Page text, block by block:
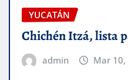
YUCATÁN
Chichén Itzá, lista
admin Mar 10,